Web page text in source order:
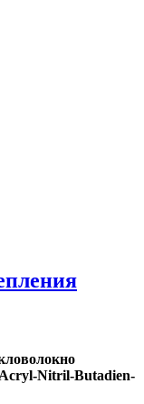
Nitril-Butadien-